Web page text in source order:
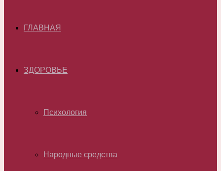
ГЛАВНАЯ
ЗДОРОВЬЕ
Психология
Народные средства